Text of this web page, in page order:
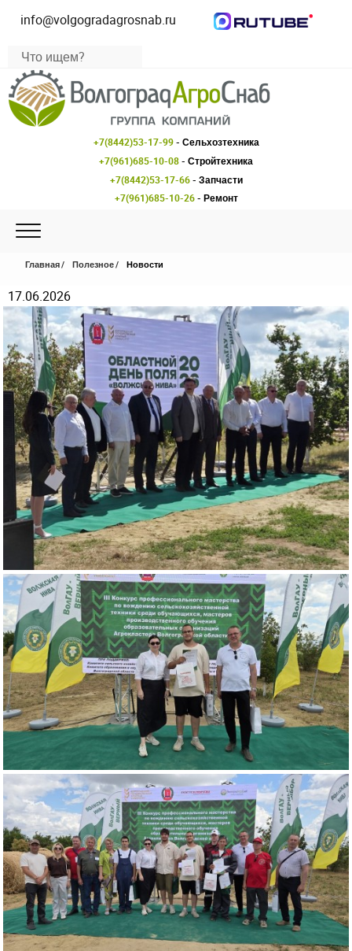
info@volgogradagrosnab.ru
+7(8442)53-17-99- Сельхозтехника
+7(961)685-10-08- Стройтехника
+7(8442)53-17-66- Запчасти
+7(961)685-10-26- Ремонт
Главная Полезное Новости
17.06.2026